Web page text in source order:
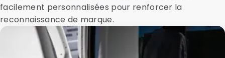
facilement personnalisées pour renforcer la
reconnaissance de marque.